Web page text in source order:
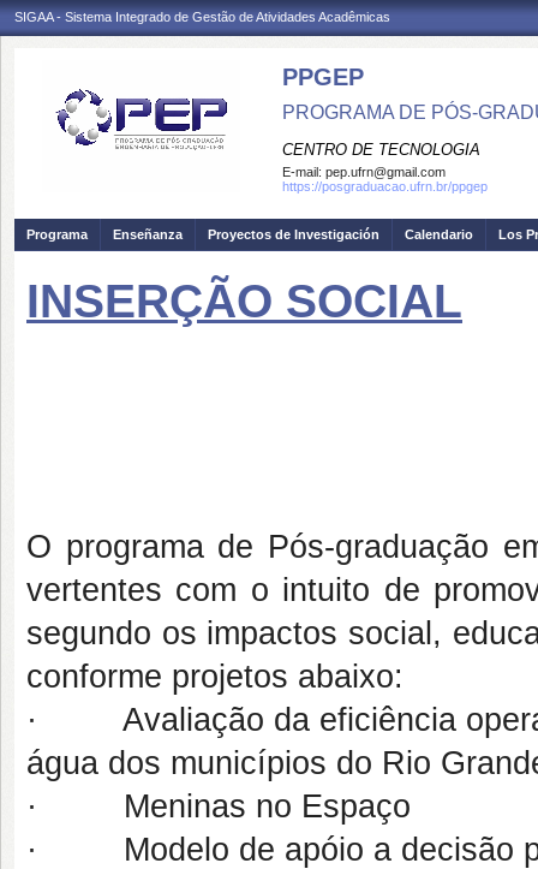
SIGAA - Sistema Integrado de Gestão de Atividades Acadêmicas
PPGEP
PROGRAMA DE PÓS-
CENTRO DE TECNOLOGIA
E-mail: pep.ufrn@gmail.com
https://posgraduacao.ufrn.br/ppgep
Programa Enseñanza Proyectos de Investigación Calendario Los
INSERÇÃO SOCIAL
O programa de Pós-graduação
vertentes com o intuito de
segundo os impactos social,
conforme projetos abaixo:
·
Avaliação da eficiência
água dos municípios do Rio
· Meninas no Espaço
·
Modelo de apóio a decisão